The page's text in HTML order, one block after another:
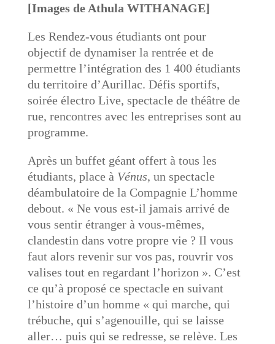
[Images de Athula WITHANAGE]
Les Rendez-vous étudiants ont pour
objectif de dynamiser la rentrée et de
permettre l’intégration des 1 400 étudiants
du territoire d’Aurillac. Défis sportifs,
soirée électro Live, spectacle de théâtre de
rue, rencontres avec les entreprises sont au
programme.
Après un buffet géant offert à tous les
étudiants, place à Vénus, un spectacle
déambulatoire de la Compagnie L’homme
debout. « Ne vous est-il jamais arrivé de
vous sentir étranger à vous-mêmes,
clandestin dans votre propre vie ? Il vous
faut alors revenir sur vos pas, rouvrir vos
valises tout en regardant l’horizon ». C’est
ce qu’à proposé ce spectacle en suivant
l’histoire d’un homme « qui marche, qui
trébuche, qui s’agenouille, qui se laisse
aller… puis qui se redresse, se relève. Les